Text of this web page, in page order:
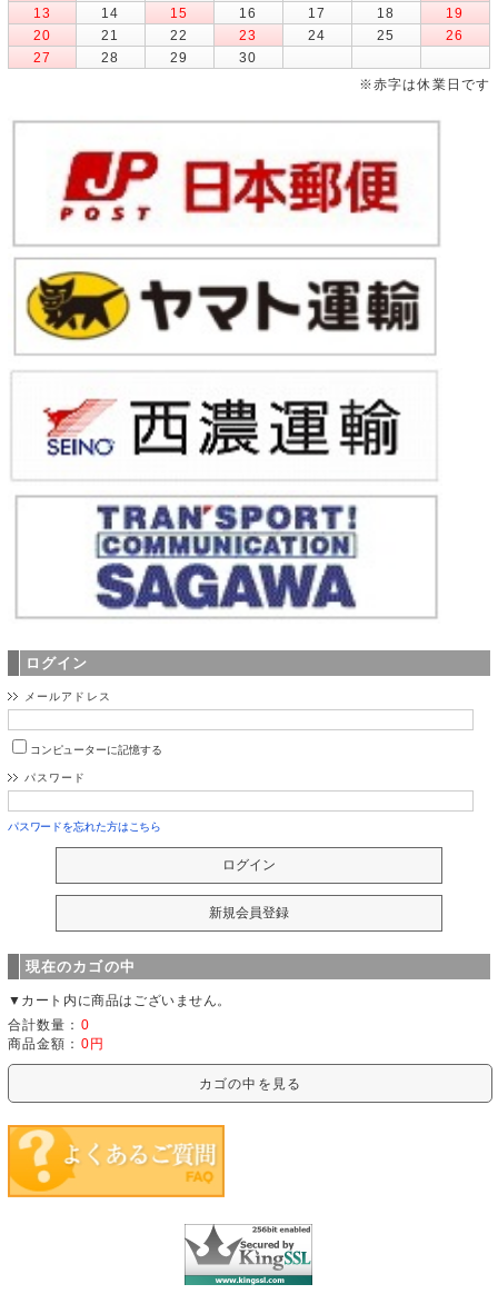
13
14 15 16 17 18
19
20
21 22 23 24 25
26
27
28 29
30
※赤字は休業日です
ログイン
メールアドレス
コンピューターに記憶する
パスワード
パスワードを忘れた方はこちら
現在のカゴの中
▼カート内に商品はございません。
合計数量： 0
商品金額： 0円
カゴの中を見る